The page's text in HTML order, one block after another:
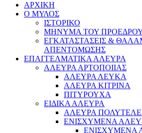
ΑΡΧΙΚΗ
Ο ΜΥΛΟΣ
ΙΣΤΟΡΙΚΟ
ΜΗΝΥΜΑ ΤΟΥ
ΕΓΚΑΤΑΣΤΑΣΕΙΣ &
ΑΠΕΝΤΟΜΩΣΗΣ
ΕΠΑΓΓΕΛΜΑΤΙΚΑ ΑΛΕΥΡΑ
ΑΛΕΥΡΑ ΑΡΤΟΠΟΙΙΑΣ
ΑΛΕΥΡΑ ΛΕΥΚΑ
ΑΛΕΥΡΑ ΚΙΤΡΙΝΑ
ΠΙΤΥΡΟΥΧΑ
ΕΙΔΙΚΑ ΑΛΕΥΡΑ
ΑΛΕΥΡΑ
ΕΝΙΣΧΥΜΕΝΑ
ΕΝΙΣΧΥΜΕΝΑ